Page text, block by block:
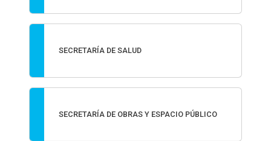
SECRETARÍA DE SALUD
SECRETARÍA DE OBRAS Y ESPACIO PÚBLICO